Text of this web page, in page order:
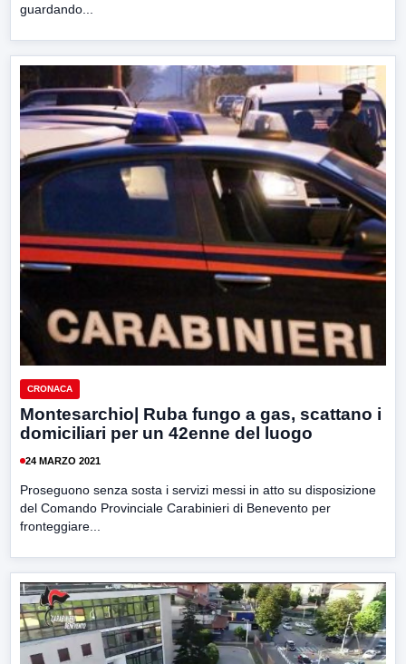
guardando...
CRONACA
Montesarchio| Ruba fungo a gas, scattano i
domiciliari per un 42enne del luogo
24 MARZO 2021
Proseguono senza sosta i servizi messi in atto su disposizione
del Comando Provinciale Carabinieri di Benevento per
fronteggiare...